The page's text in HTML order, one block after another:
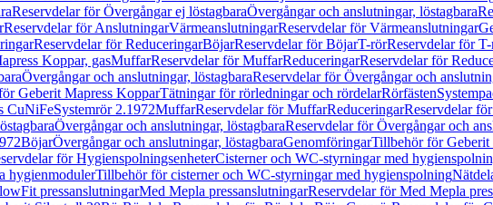
Reservdelar för Övergångar ej löstagbaraÖvergångar och anslutningar, löstagbara
Reservdelar för AnslutningarVärmeanslutningarReservdelar för Värmeanslutningar
Reservdelar för ReduceringarBöjarReservdelar för BöjarT-rörReservdelar för
Koppar, gasMuffarReservdelar för MuffarReduceringarReservdelar för
Övergångar och anslutningar, löstagbaraReservdelar för Övergångar och
Geberit Mapress KopparTätningar för rörledningar och rördelarRörfästen
CuNiFeSystemrör 2.1972MuffarReservdelar för MuffarReduceringarReservdelar
Övergångar och anslutningar, löstagbaraReservdelar för Övergångar och
BöjarÖvergångar och anslutningar, löstagbaraGenomföringarTillbehör för Geberit
för HygienspolningsenheterCisterner och WC-styrningar med
hygienmodulerTillbehör för cisterner och WC-styrningar med hygienspolning
pressanslutningarMed Mepla pressanslutningarReservdelar för Med Mepla